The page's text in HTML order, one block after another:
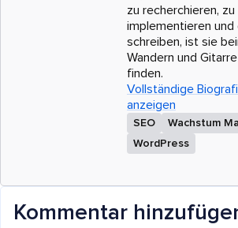
zu recherchieren, zu
implementieren und
schreiben, ist sie
Wandern und
finden.
Vollständige
anzeigen
SEO
Wachstum
WordPress
Kommentar